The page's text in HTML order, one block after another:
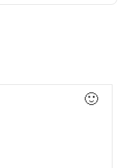
🙂